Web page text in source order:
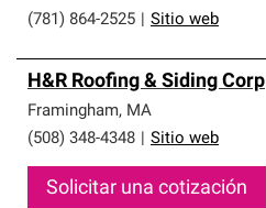
(781) 864-2525 Sitio web
H&R Roofing & Siding Corp
Framingham, MA
(508) 348-4348
Sitio web
Solicitar una cotización